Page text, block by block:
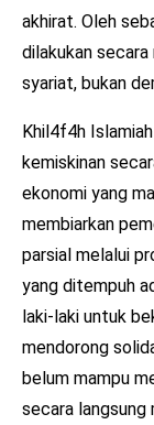
akhirat. Oleh
dilakukan
syariat, bukan
Khil4f4h
kemiskinan
ekonomi yang
membiarkan
parsial melalui
yang ditempuh
laki-laki untuk
mendorong
belum mampu
secara langsung